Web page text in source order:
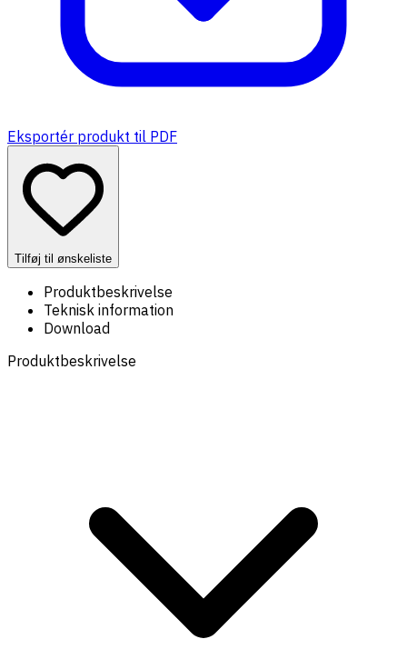
Eksportér produkt til PDF
Tilføj til ønskeliste
Produktbeskrivelse
Teknisk information
Download
Produktbeskrivelse